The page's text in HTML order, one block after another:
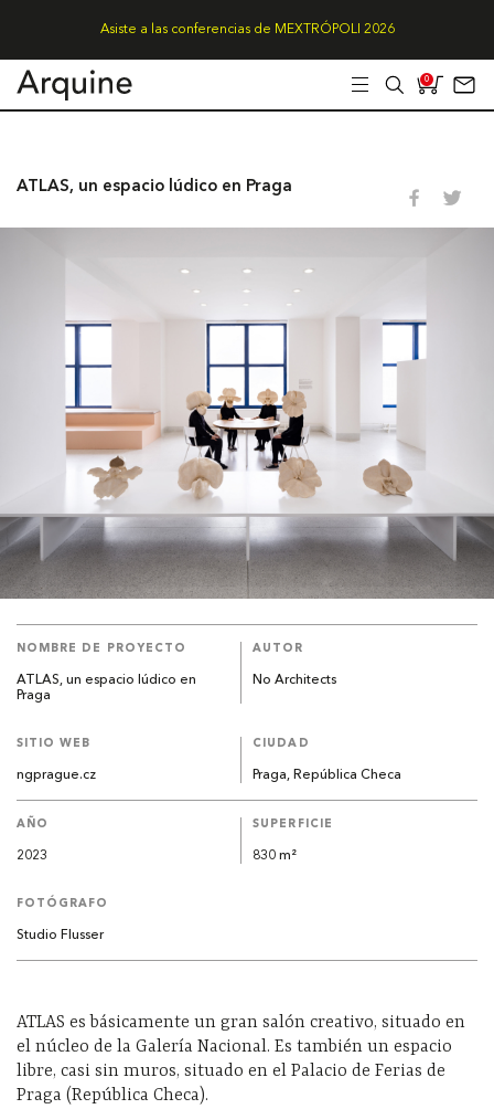
Asiste a las conferencias de MEXTRÓPOLI 2026
0
ATLAS, un espacio lúdico en Praga
NOMBRE DE PROYECTO
ATLAS, un espacio lúdico en
Praga
AUTOR
No Architects
SITIO WEB
ngprague.cz
CIUDAD
Praga, República Checa
AÑO
2023
SUPERFICIE
830 m²
FOTÓGRAFO
Studio Flusser
ATLAS es básicamente un gran salón creativo, situado en
el núcleo de la Galería Nacional. Es también un espacio
libre, casi sin muros, situado en el Palacio de Ferias de
Praga (República Checa).